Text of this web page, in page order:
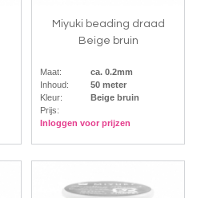
Miyuki beading draad
Beige bruin
Maat:
ca. 0.2mm
Inhoud:
50 meter
Kleur:
Beige bruin
Prijs:
Inloggen voor prijzen